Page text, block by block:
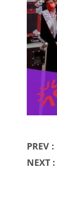
PREV :
NEXT :